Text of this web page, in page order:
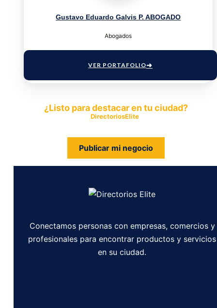
Gustavo Eduardo Galvis P. ABOGADO
Abogados
VER PORTAFOLIO
¿Listo para destacar en tu ciudad?
DirectoriosElite
Publicar mi negocio
Conectamos personas con empresas, comercios y
profesionales para encontrar productos y servicios
en su ciudad.